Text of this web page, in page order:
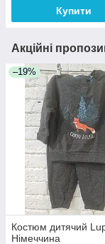
Купити
Акційні
–19%
Костюм дитячий
Німеччина